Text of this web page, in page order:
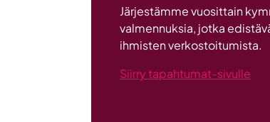
ryhmän
tuesta
Järjestämme vuosittain
valmennuksia, jotka
ihmisten verkostoitumista.
Siirry tapahtumat-sivulle